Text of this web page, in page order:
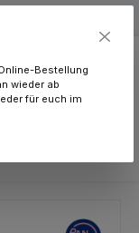
Bestellung
wieder ab
für euch im